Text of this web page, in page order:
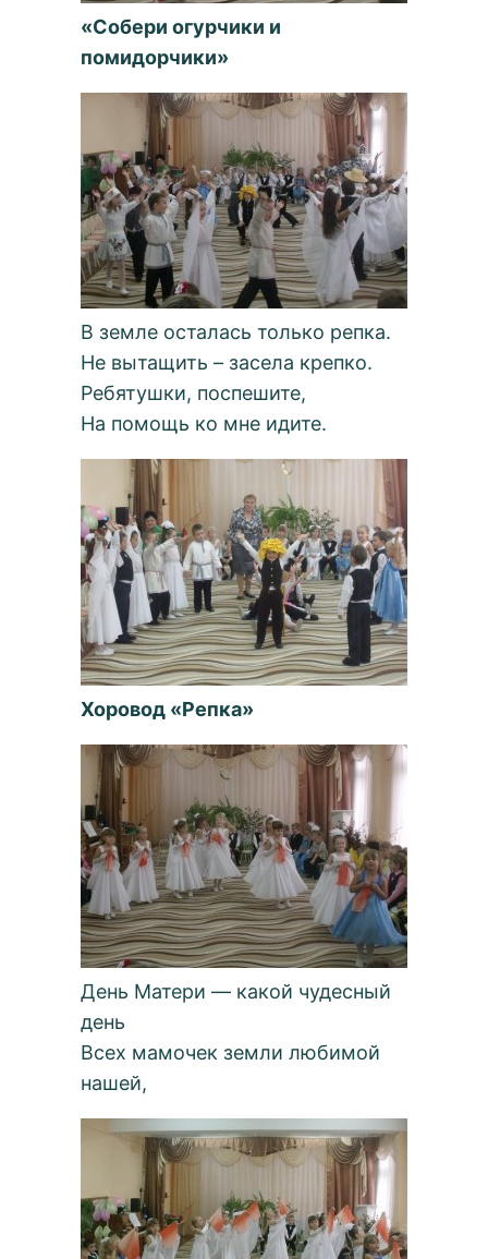
«Собери огурчики и
помидорчики»
В земле осталась только репка.
Не вытащить – засела крепко.
Ребятушки, поспешите,
На помощь ко мне идите.
Хоровод «Репка»
День Матери — какой чудесный
день
Всех мамочек земли любимой
нашей,